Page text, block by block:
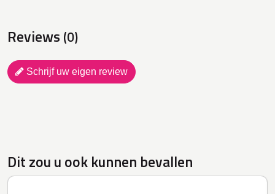
Reviews (0)
Schrijf uw eigen review
Dit zou u ook kunnen bevallen